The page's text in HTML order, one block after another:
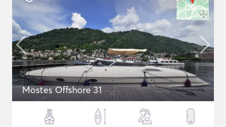
Mostes Offshore 31